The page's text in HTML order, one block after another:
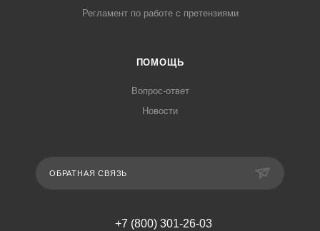
Регламент по работе с претензиями
ПОМОЩЬ
Вопрос-ответ
Новости
ОБРАТНАЯ СВЯЗЬ
+7 (800) 301-26-03